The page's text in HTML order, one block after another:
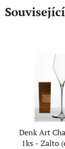
Denk Art
1ks - Zalto